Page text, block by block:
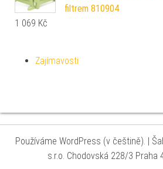
filtrem 810904
1 069 Kč
Zajímavosti
Používáme WordPress (v češtině). |
s.r.o. Chodovská 228/3 Praha